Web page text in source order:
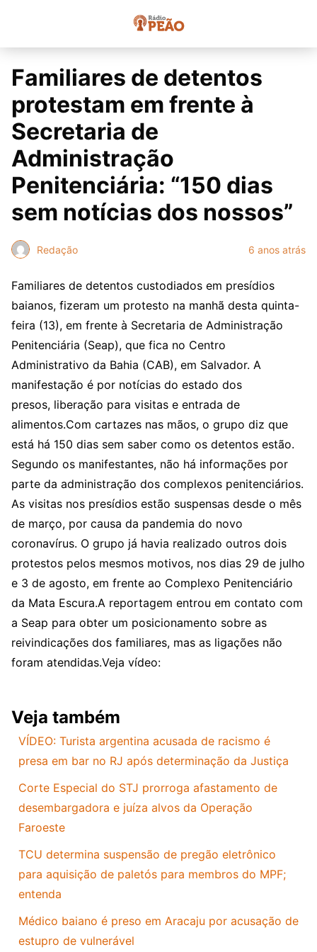
Familiares de detentos
protestam em frente à
Secretaria de
Administração
Penitenciária: “150 dias
sem notícias dos nossos”
Redação 6 anos atrás
Familiares de detentos custodiados em presídios
baianos, fizeram um protesto na manhã desta quinta-
feira (13), em frente à Secretaria de Administração
Penitenciária (Seap), que fica no Centro
Administrativo da Bahia (CAB), em Salvador. A
manifestação é por notícias do estado dos
presos, liberação para visitas e entrada de
alimentos.Com cartazes nas mãos, o grupo diz que
está há 150 dias sem saber como os detentos estão.
Segundo os manifestantes, não há informações por
parte da administração dos complexos penitenciários.
As visitas nos presídios estão suspensas desde o mês
de março, por causa da pandemia do novo
coronavírus. O grupo já havia realizado outros dois
protestos pelos mesmos motivos, nos dias 29 de julho
e 3 de agosto, em frente ao Complexo Penitenciário
da Mata Escura.A reportagem entrou em contato com
a Seap para obter um posicionamento sobre as
reivindicações dos familiares, mas as ligações não
foram atendidas.Veja vídeo:
Veja também
VÍDEO: Turista argentina acusada de racismo é
presa em bar no RJ após determinação da Justiça
Corte Especial do STJ prorroga afastamento de
desembargadora e juíza alvos da Operação
Faroeste
TCU determina suspensão de pregão eletrônico
para aquisição de paletós para membros do MPF;
entenda
Médico baiano é preso em Aracaju por acusação de
estupro de vulnerável